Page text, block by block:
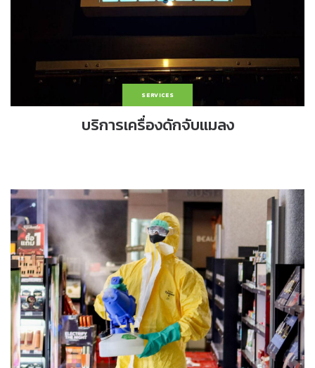
SERVICES
บริการเครื่องดักจับแมลง